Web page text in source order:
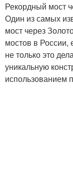
Рекордный мост
Один из самых
мост через
мостов в России,
не только это
уникальную
использованием